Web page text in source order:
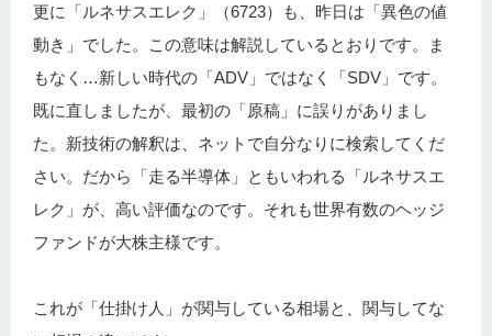
更に「ルネサスエレク」（6723）も、昨日は「異色の値
動き」でした。この意味は解説しているとおりです。ま
もなく…新しい時代の「ADV」ではなく「SDV」です。
既に直しましたが、最初の「原稿」に誤りがありまし
た。新技術の解釈は、ネットで自分なりに検索してくだ
さい。だから「走る半導体」ともいわれる「ルネサスエ
レク」が、高い評価なのです。それも世界有数のヘッジ
ファンドが大株主様です。
これが「仕掛け人」が関与している相場と、関与してな